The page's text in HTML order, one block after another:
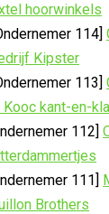
hoorwinkels
114]
Kipster
113]
kant-en-
112]
111]
Brothers